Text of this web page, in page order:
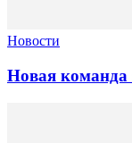
Новости
Новая команда